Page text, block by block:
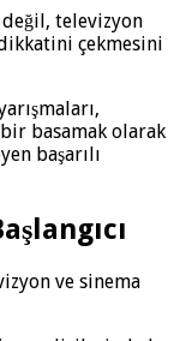
değil, televizyon
çekmesini
basamak olarak
başarılı
ve sinema